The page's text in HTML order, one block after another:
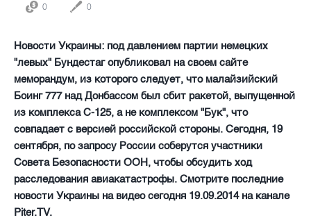
0 0
Новости Украины: под давлением партии немецких
"левых" Бундестаг опубликовал на своем сайте
меморандум, из которого следует, что малайзийский
Боинг 777 над Донбассом был сбит ракетой, выпущенной
из комплекса С-125, а не комплексом "Бук", что
совпадает с версией российской стороны. Сегодня, 19
сентября, по запросу России соберутся участники
Совета Безопасности ООН, чтобы обсудить ход
расследования авиакатастрофы. Смотрите последние
новости Украины на видео сегодня 19.09.2014 на канале
Piter.TV.